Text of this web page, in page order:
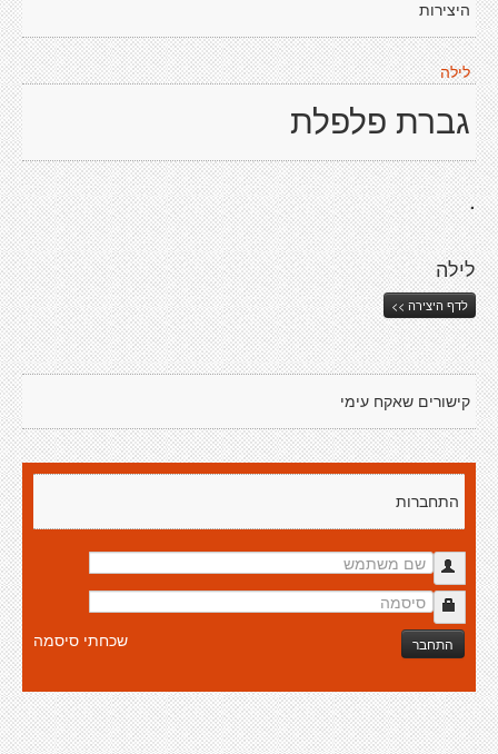
היצירות
לילה
גברת פלפלת
.
לילה
לדף היצירה >>
קישורים שאקח עימי
התחברות
התחבר שכחתי סיסמה